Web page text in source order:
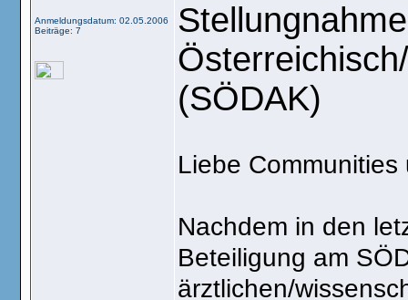
Anmeldungsdatum: 02.05.2006
Beiträge: 7
(SÖDAK)
Liebe
Nachdem in den
Beteiligung am
ärztlichen/